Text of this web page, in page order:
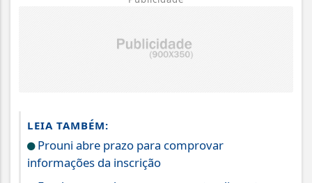
LEIA TAMBÉM:
Prouni abre prazo para comprovar
informações da inscrição